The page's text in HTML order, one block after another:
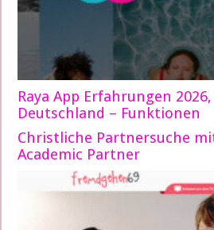
Raya App Erfahrungen
Deutschland – Funktionen
Christliche Partnersuche
Academic Partner